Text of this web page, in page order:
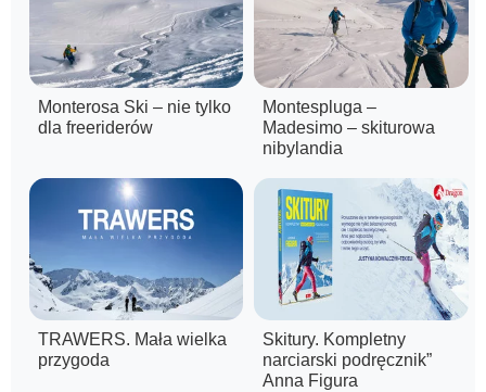
Monterosa Ski – nie tylko
dla freeriderów
Montespluga –
Madesimo – skiturowa
nibylandia
TRAWERS. Mała wielka
przygoda
Skitury. Kompletny
narciarski podręcznik”
Anna Figura